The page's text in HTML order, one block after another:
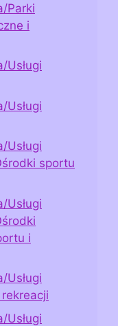
Parki
i
Usługi
Usługi
Usługi
sportu
Usługi
i
Usługi
Usługi